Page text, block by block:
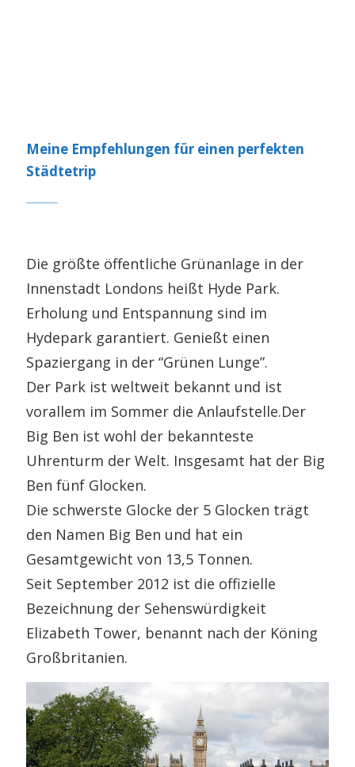
Meine Empfehlungen für einen perfekten
Städtetrip
Die größte öffentliche Grünanlage in der
Innenstadt Londons heißt Hyde Park.
Erholung und Entspannung sind im
Hydepark garantiert. Genießt einen
Spaziergang in der “Grünen Lunge”.
Der Park ist weltweit bekannt und ist
vorallem im Sommer die Anlaufstelle.Der
Big Ben ist wohl der bekannteste
Uhrenturm der Welt. Insgesamt hat der Big
Ben fünf Glocken.
Die schwerste Glocke der 5 Glocken trägt
den Namen Big Ben und hat ein
Gesamtgewicht von 13,5 Tonnen.
Seit September 2012 ist die offizielle
Bezeichnung der Sehenswürdigkeit
Elizabeth Tower, benannt nach der Köning
Großbritanien.